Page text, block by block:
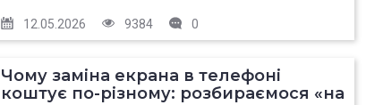
12.05.2026 9384 0
Чому заміна екрана в телефоні
коштує по-різному: розбираємося «на